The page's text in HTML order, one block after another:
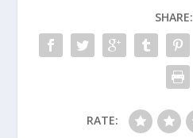
SHARE:
RATE: